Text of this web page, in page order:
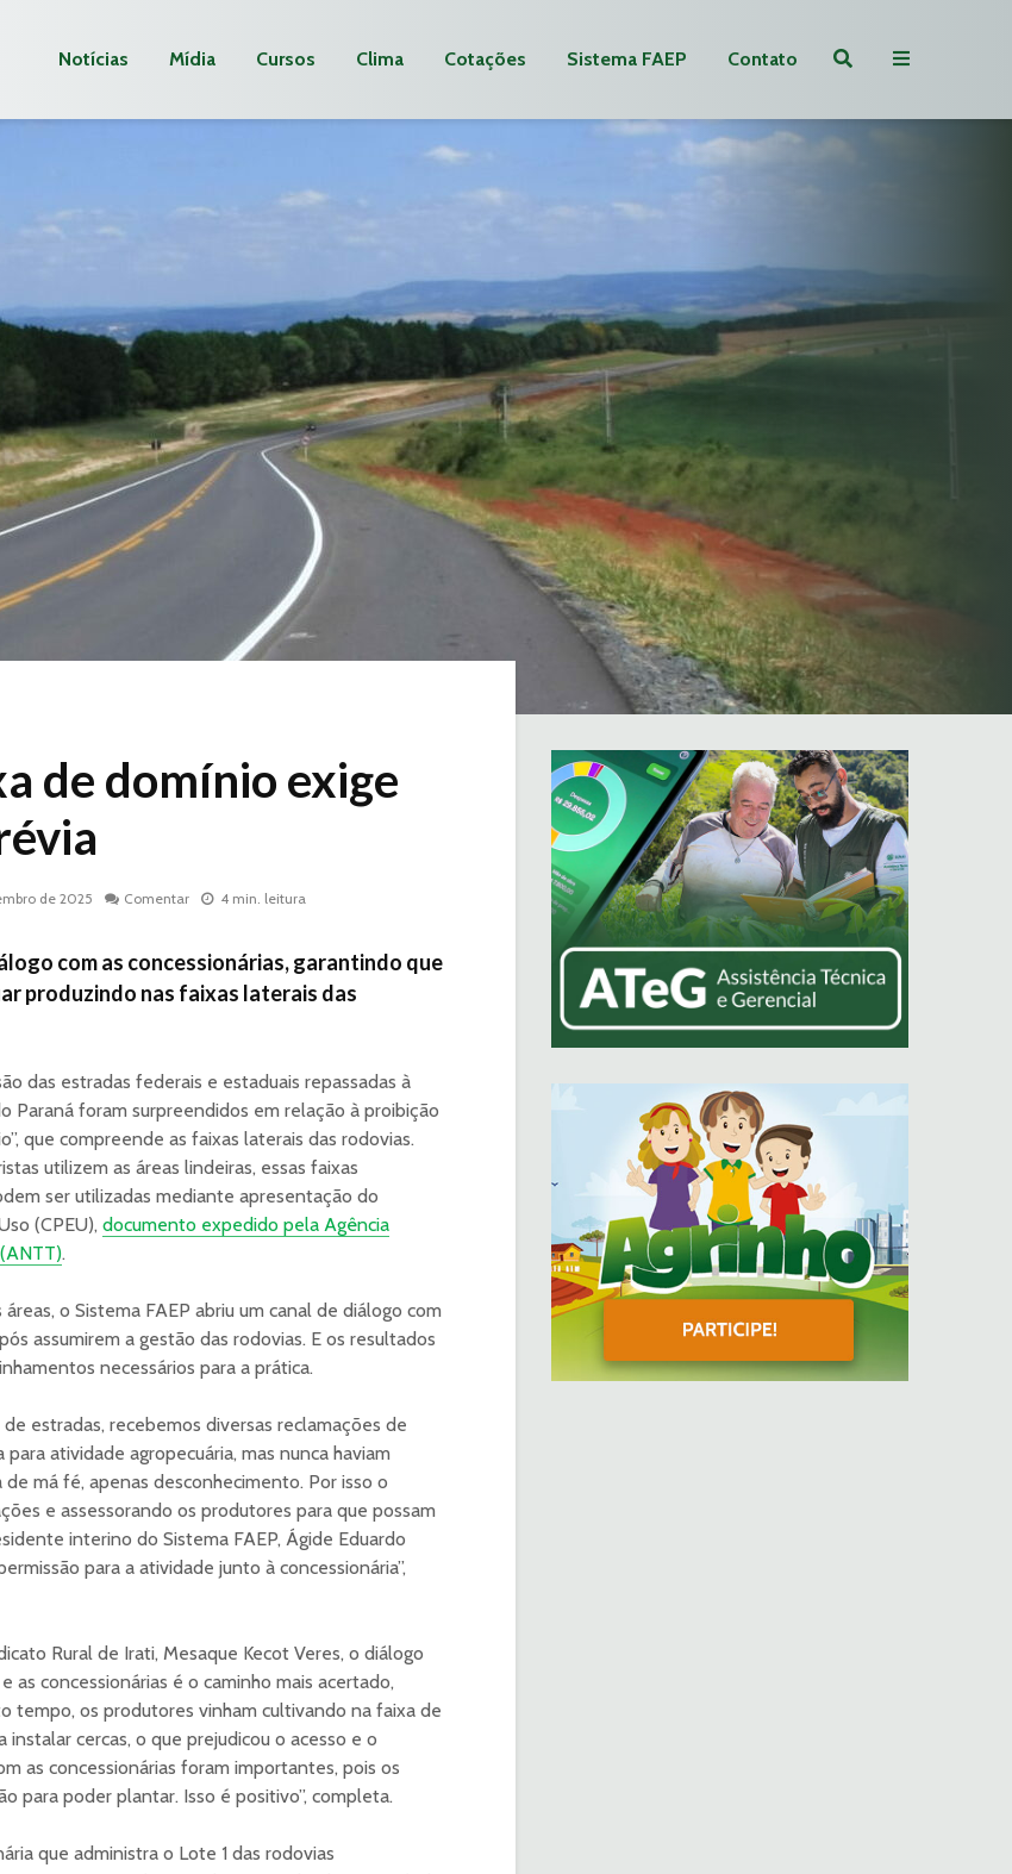
Notícias Mídia Cursos Clima Cotações Sistema FAEP Contato
de domínio exige
de 2025 Comentar 4 min. leitura
com as concessionárias, garantindo que
produzindo nas faixas laterais das
das estradas federais e estaduais repassadas à
Paraná foram surpreendidos em relação à proibição
que compreende as faixas laterais das rodovias.
utilizem as áreas lindeiras, essas faixas
ser utilizadas mediante apresentação do
(CPEU), documento expedido pela Agência
.
o Sistema FAEP abriu um canal de diálogo com
assumirem a gestão das rodovias. E os resultados
necessários para a prática.
estradas, recebemos diversas reclamações de
atividade agropecuária, mas nunca haviam
má fé, apenas desconhecimento. Por isso o
e assessorando os produtores para que possam
interino do Sistema FAEP, Ágide Eduardo
para a atividade junto à concessionária”,
Rural de Irati, Mesaque Kecot Veres, o diálogo
as concessionárias é o caminho mais acertado,
tempo, os produtores vinham cultivando na faixa de
cercas, o que prejudicou o acesso e o
as concessionárias foram importantes, pois os
para poder plantar. Isso é positivo”, completa.
que administra o Lote 1 das rodovias